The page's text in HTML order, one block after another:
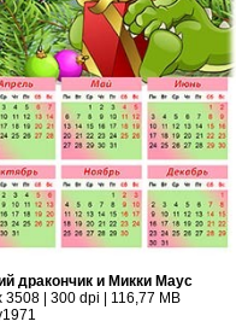
дракончик и Микки Маус
3508 | 300 dpi | 116,77 MB